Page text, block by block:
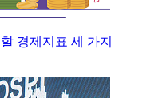
경제지표 세 가지